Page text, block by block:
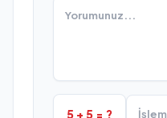
5 + 5 = ?